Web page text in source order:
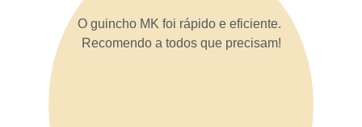
O guincho MK foi rápido e eficiente.
Recomendo a todos que precisam!